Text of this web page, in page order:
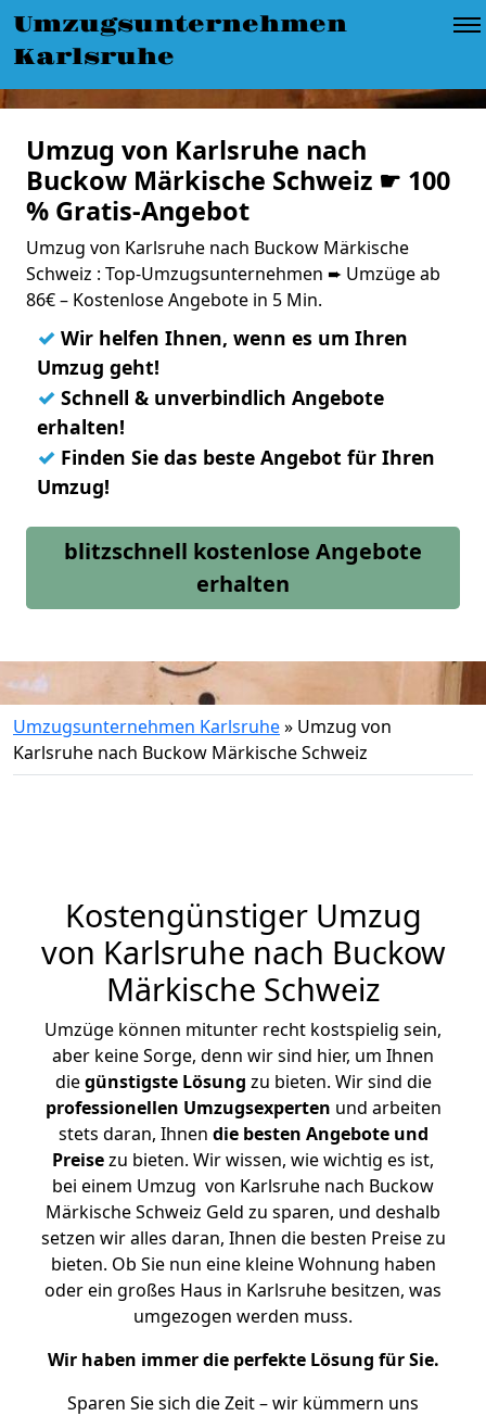
Umzugsunternehmen
Karlsruhe
Umzug von Karlsruhe nach
Buckow Märkische Schweiz ☛ 100
% Gratis-Angebot
Umzug von Karlsruhe nach Buckow Märkische
Schweiz : Top-Umzugsunternehmen ➨ Umzüge ab
86€ – Kostenlose Angebote in 5 Min.
✓ Wir helfen Ihnen, wenn es um Ihren
Umzug geht!
✓ Schnell & unverbindlich Angebote
erhalten!
✓ Finden Sie das beste Angebot für Ihren
Umzug!
blitzschnell kostenlose Angebote
erhalten
Umzugsunternehmen Karlsruhe» Umzug von
Karlsruhe nach Buckow Märkische Schweiz
Kostengünstiger Umzug
von Karlsruhe nach Buckow
Märkische Schweiz
Umzüge können mitunter recht kostspielig sein,
aber keine Sorge, denn wir sind hier, um Ihnen
diegünstigste Lösung zu bieten. Wir sind die
professionellen Umzugsexperten und arbeiten
stets daran, Ihnen die besten Angebote und
Preisezu bieten. Wir wissen, wie wichtig es ist,
bei einem Umzug von Karlsruhe nach Buckow
Märkische Schweiz Geld zu sparen, und deshalb
setzen wir alles daran, Ihnen die besten Preise zu
bieten. Ob Sie nun eine kleine Wohnung haben
oder ein großes Haus in Karlsruhe besitzen, was
umgezogen werden muss.
Wir haben immer die perfekte Lösung für Sie.
Sparen Sie sich die Zeit – wir kümmern uns